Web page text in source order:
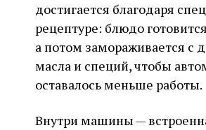
достигается благодаря
рецептуре: блюдо
а потом замораживается с
масла и специй, чтобы
оставалось меньше работы.
Внутри машины —